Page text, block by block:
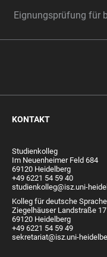
Eignungsprüfung für
KONTAKT
Studienkolleg
Im Neuenheimer Feld 684
69120 Heidelberg
+49 6221 54 59 40
studienkolleg@isz.uni-
Kolleg für deutsche
Ziegelhäuser Landstraße 17
69120 Heidelberg
+49 6221 54 59 49
sekretariat@isz.uni-